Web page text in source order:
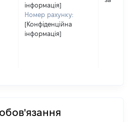
інформація]
Номер рахунку:
[Конфіденційна
інформація]